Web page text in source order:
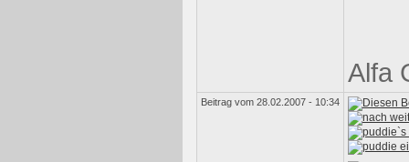
Alfa
Beitrag vom 28.02.2007 - 10:34